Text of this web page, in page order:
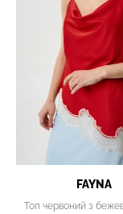
FAYNA